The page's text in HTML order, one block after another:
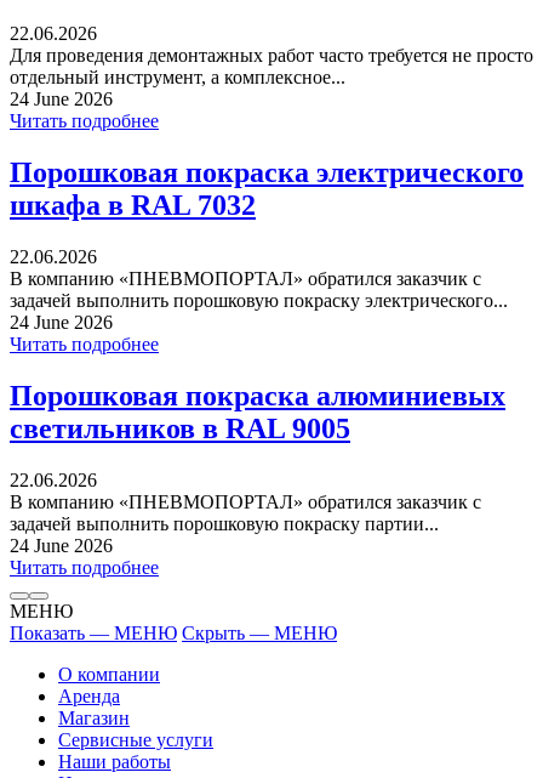
22.06.2026
Для проведения демонтажных работ часто требуется не просто
отдельный инструмент, а комплексное...
24 June 2026
Читать подробнее
Порошковая покраска электрического
шкафа в RAL 7032
22.06.2026
В компанию «ПНЕВМОПОРТАЛ» обратился заказчик с
задачей выполнить порошковую покраску электрического...
24 June 2026
Читать подробнее
Порошковая покраска алюминиевых
светильников в RAL 9005
22.06.2026
В компанию «ПНЕВМОПОРТАЛ» обратился заказчик с
задачей выполнить порошковую покраску партии...
24 June 2026
Читать подробнее
МЕНЮ
Показать — МЕНЮ Скрыть — МЕНЮ
О компании
Аренда
Магазин
Сервисные услуги
Наши работы